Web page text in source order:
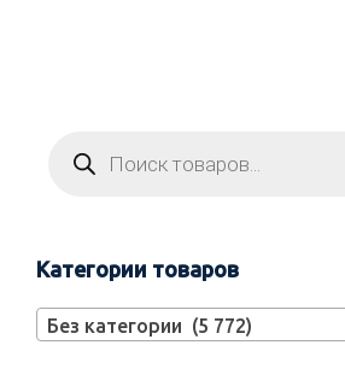
Категории товаров
Без категории (5 772)